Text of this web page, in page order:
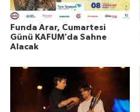
Funda Arar, Cumartesi
Günü KAFUM’da Sahne
Alacak